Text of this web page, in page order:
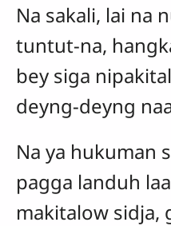
Na sakali, lai na
tuntut-na,
bey siga
deyng-deyng
Na ya hukuman
pagga landuh
makitalow sidja,